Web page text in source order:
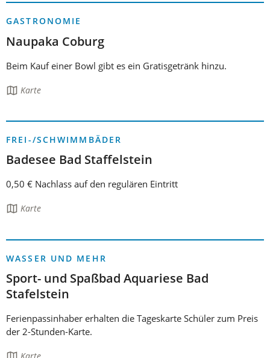
GASTRONOMIE
Naupaka Coburg
Beim Kauf einer Bowl gibt es ein Gratisgetränk hinzu.
Die Karte
FREI-/SCHWIMMBÄDER
Badesee Bad Staffelstein
0,50 € Nachlass auf den regulären Eintritt
Die Karte
WASSER UND MEHR
Sport- und Spaßbad Aquariese Bad
Stafelstein
Ferienpassinhaber erhalten die Tageskarte Schüler zum Preis
der 2-Stunden-Karte.